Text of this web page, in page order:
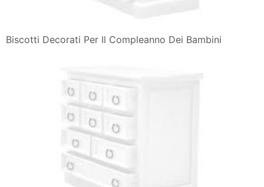
Biscotti Decorati Per Il Compleanno Dei Bambini